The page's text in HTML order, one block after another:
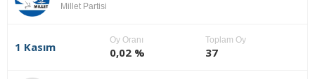
Millet Partisi
1 Kasım
Oy Oranı
0,02 %
Toplam Oy
37